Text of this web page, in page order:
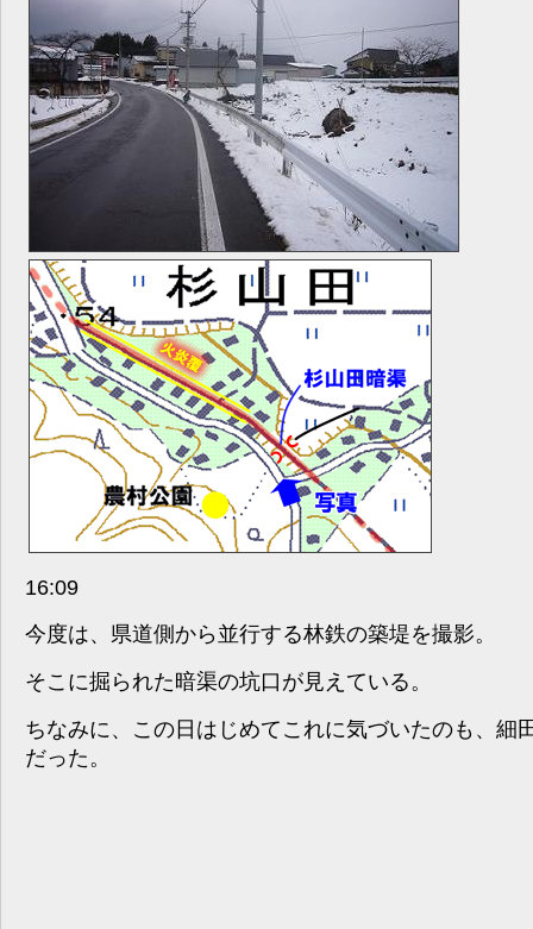
16:09
今度は、県道側から並行する林鉄の築堤を撮影。
そこに掘られた暗渠の坑口が見えている。
ちなみに、この日はじめてこれに気づいたのも、細
だった。